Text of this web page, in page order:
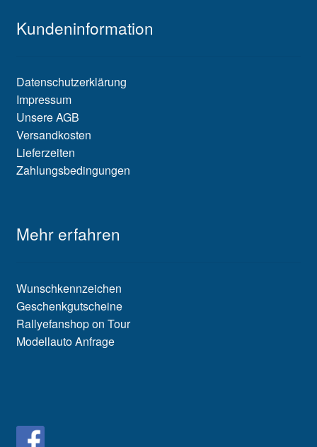
Kundeninformation
Datenschutzerklärung
Impressum
Unsere AGB
Versandkosten
Lieferzeiten
Zahlungsbedingungen
Mehr erfahren
Wunschkennzeichen
Geschenkgutscheine
Rallyefanshop on Tour
Modellauto Anfrage